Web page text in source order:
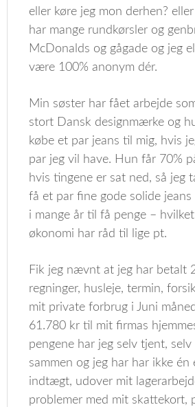
eller køre jeg mon derhen?
har mange rundkørsler og
McDonalds og gågade og jeg
være 100% anonym dér.
Min søster har fået arbejde
stort Dansk designmærke og
købe et par jeans til mig, hvis
par jeg vil have. Hun får 70%
hvis tingene er sat ned, så jeg
få et par fine gode solide
i mange år til få penge –
økonomi har råd til lige pt.
Fik jeg nævnt at jeg har betalt
regninger, husleje, termin,
mit private forbrug i Juni
61.780 kr til mit firmas
pengene har jeg selv tjent,
sammen og jeg har har ikke én
indtægt, udover mit
problemer med mit skattekort,